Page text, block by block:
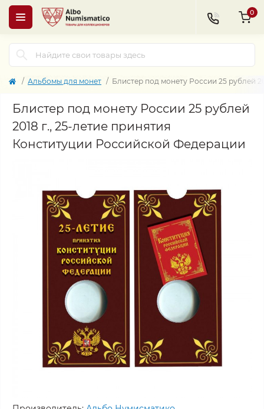
0
Альбомы для монет Блистер под монету России 25 рублей
Блистер под монету России 25 рублей
2018 г., 25-летие принятия
Конституции Российской Федерации